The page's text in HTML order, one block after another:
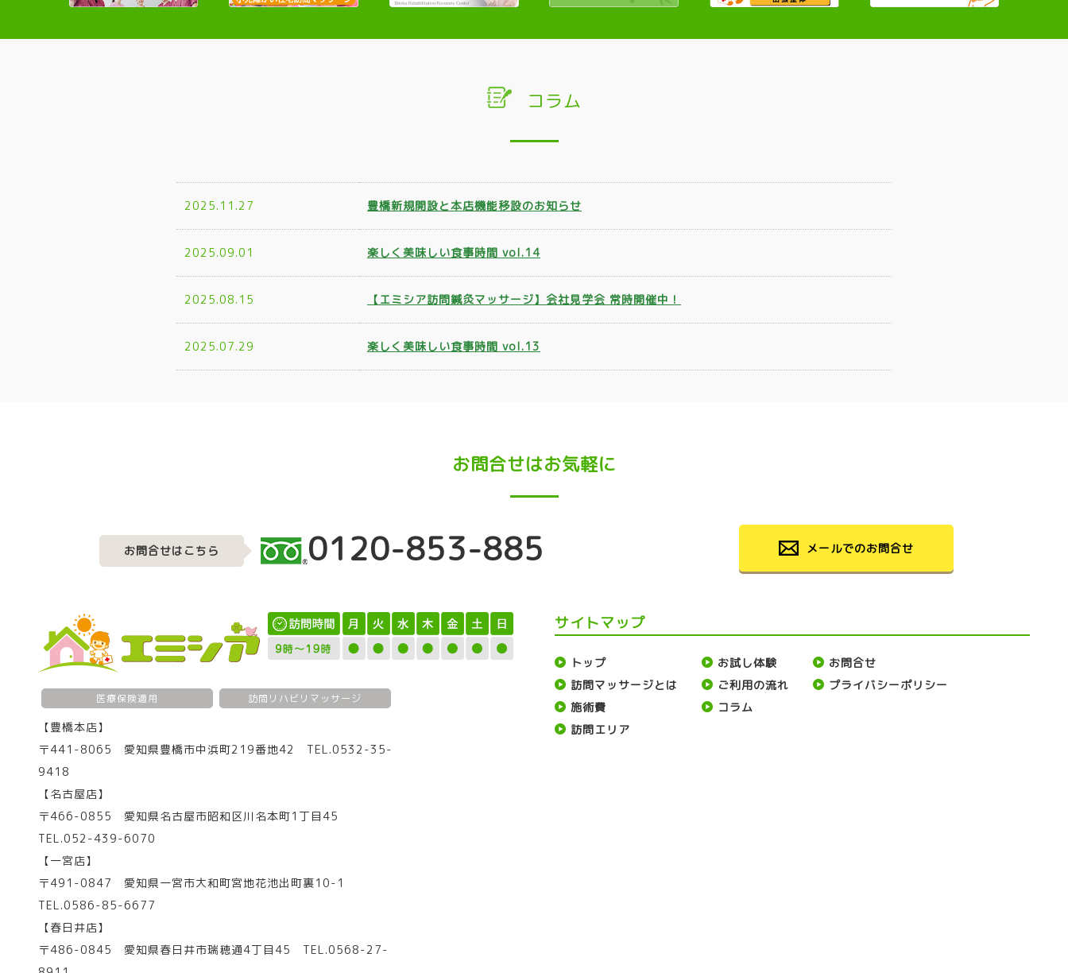
コラム
2025.11.27 豊橋新規開設と本店機能移設のお知らせ
2025.09.01 楽しく美味しい食事時間 vol.14
2025.08.15 【エミシア訪問鍼灸マッサージ】会社見学会 常時開催中！
2025.07.29 楽しく美味しい食事時間 vol.13
お問合せはお気軽に
お問合せはこちら 0120-853-885 メールでのお問合せ
医療保険適用 訪問リハビリマッサージ
【豊橋本店】
〒441-8065 愛知県豊橋市中浜町219番地42 TEL.0532-35-
9418
【名古屋店】
〒466-0855 愛知県名古屋市昭和区川名本町1丁目45
TEL.052-439-6070
【一宮店】
〒491-0847 愛知県一宮市大和町宮地花池出町裏10-1
TEL.0586-85-6677
【春日井店】
〒486-0845 愛知県春日井市瑞穂通4丁目45 TEL.0568-27-
サイトマップ
トップ
訪問マッサージとは
施術費
訪問エリア
お試し体験
ご利用の流れ
コラム
お問合せ
プライバシーポリシー